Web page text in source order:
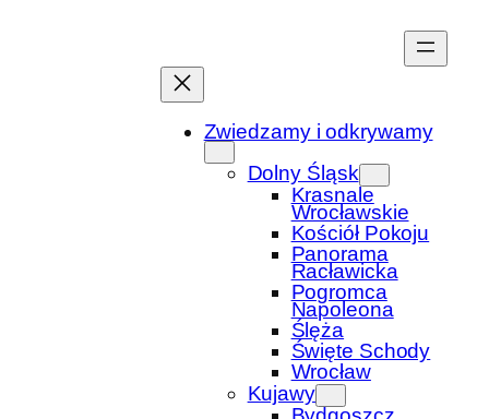
Zwiedzamy i odkrywamy
Dolny Śląsk
Krasnale
Wrocławskie
Kościół Pokoju
Panorama
Racławicka
Pogromca
Napoleona
Ślęża
Święte Schody
Wrocław
Kujawy